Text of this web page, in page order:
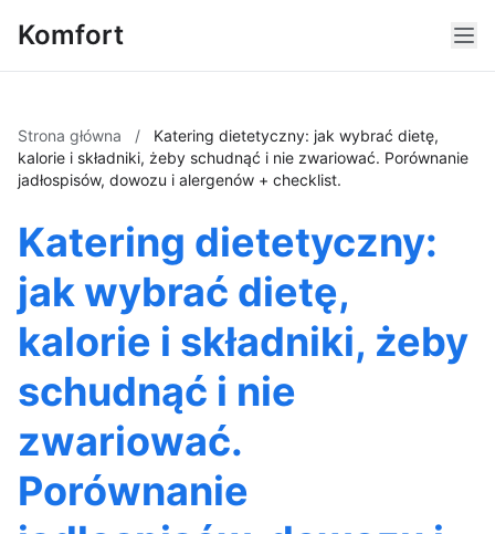
Komfort
Strona główna /
Katering dietetyczny: jak wybrać dietę,
kalorie i składniki, żeby schudnąć i nie zwariować. Porównanie
jadłospisów, dowozu i alergenów + checklist.
Katering dietetyczny:
jak wybrać dietę,
kalorie i składniki, żeby
schudnąć i nie
zwariować.
Porównanie